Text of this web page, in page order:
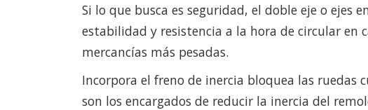
Si lo que busca es seguridad, el doble eje o ejes
estabilidad y resistencia a la hora de circular en
mercancías más pesadas.
Incorpora el freno de inercia bloquea las ruedas
son los encargados de reducir la inercia del